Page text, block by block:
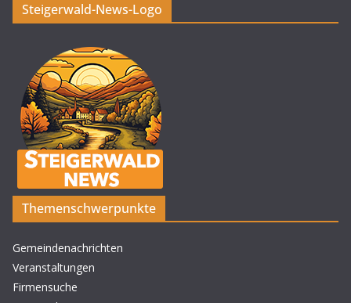
Steigerwald-News-Logo
Themenschwerpunkte
Gemeindenachrichten
Veranstaltungen
Firmensuche